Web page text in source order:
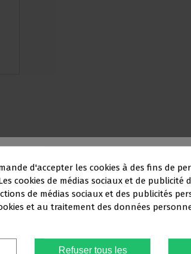
site Web s'adresseexclusivementà
DU SECTEUR
d'accepter les cookies à des fins de
cookies de médias sociaux et de publicité
de médias sociaux et des publicités
et au traitement des données
Refuser tous les